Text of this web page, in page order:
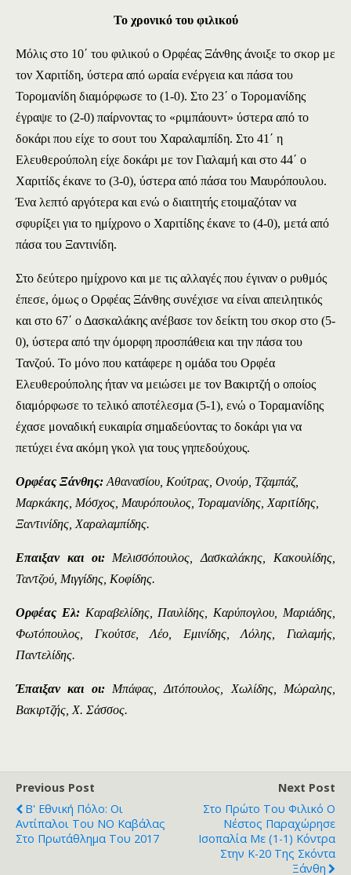
Το χρονικό του φιλικού
Μόλις στο 10΄ του φιλικού ο Ορφέας Ξάνθης άνοιξε το σκορ με
τον Χαριτίδη, ύστερα από ωραία ενέργεια και πάσα του
Τορομανίδη διαμόρφωσε το (1-0). Στο 23΄ ο Τορομανίδης
έγραψε το (2-0) παίρνοντας το «ριμπάουντ» ύστερα από το
δοκάρι που είχε το σουτ του Χαραλαμπίδη. Στο 41΄ η
Ελευθερούπολη είχε δοκάρι με τον Γιαλαμή και στο 44΄ ο
Χαριτίδς έκανε το (3-0), ύστερα από πάσα του Μαυρόπουλου.
Ένα λεπτό αργότερα και ενώ ο διαιτητής ετοιμαζόταν να
σφυρίξει για το ημίχρονο ο Χαριτίδης έκανε το (4-0), μετά από
πάσα του Ξαντινίδη.
Στο δεύτερο ημίχρονο και με τις αλλαγές που έγιναν ο ρυθμός
έπεσε, όμως ο Ορφέας Ξάνθης συνέχισε να είναι απειλητικός
και στο 67΄ ο Δασκαλάκης ανέβασε τον δείκτη του σκορ στο (5-
0), ύστερα από την όμορφη προσπάθεια και την πάσα του
Τανζού. Το μόνο που κατάφερε η ομάδα του Ορφέα
Ελευθερούπολης ήταν να μειώσει με τον Βακιρτζή ο οποίος
διαμόρφωσε το τελικό αποτέλεσμα (5-1), ενώ ο Τοραμανίδης
έχασε μοναδική ευκαιρία σημαδεύοντας το δοκάρι για να
πετύχει ένα ακόμη γκολ για τους γηπεδούχους.
Ορφέας Ξάνθης: Αθανασίου, Κούτρας, Ονούρ, Τζαμπάζ,
Μαρκάκης, Μόσχος, Μαυρόπουλος, Τοραμανίδης, Χαριτίδης,
Ξαντινίδης, Χαραλαμπίδης.
Επαιξαν και οι:Μελισσόπουλος, Δασκαλάκης, Κακουλίδης,
Ταντζού, Μιγγίδης, Κοφίδης.
Ορφέας Ελ: Καραβελίδης, Παυλίδης, Καρύπογλου, Μαριάδης,
Φωτόπουλος, Γκούτσε, Λέο, Εμινίδης, Λόλης, Γιαλαμής,
Παντελίδης.
Έπαιξαν και οι: Μπάφας, Διτόπουλος, Χωλίδης, Μώραλης,
Βακιρτζής, Χ. Σάσσος.
Previous Post
Β' Εθνική Πόλο: Οι
Αντίπαλοι Του ΝΟ Καβάλας
Στο Πρωτάθλημα Του 2017
Next Post
Στο Πρώτο Του Φιλικό Ο
Νέστος Παραχώρησε
Ισοπαλία Με (1-1) Κόντρα
Στην Κ-20 Της Σκόντα
Ξάνθη